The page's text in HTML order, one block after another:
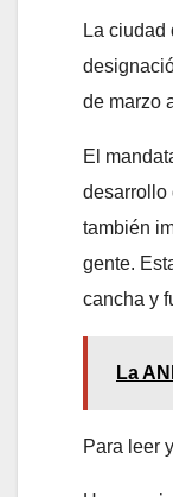
La ciudad
de marzo
El
desarrollo
también
gente.
cancha y
La
Para leer